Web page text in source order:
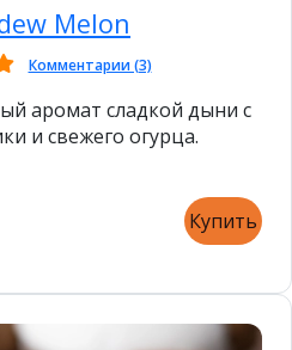
Melon
Комментарии (3)
аромат сладкой дыни с
и свежего огурца.
Купить